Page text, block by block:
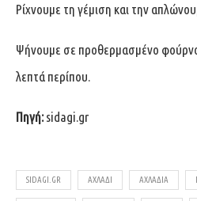
Ρίχνουμε τη γέμιση και την
Ψήνουμε σε προθερμασμένο
λεπτά περίπου.
Πηγή:sidagi.gr
SIDAGI.GR ΑΧΛΆΔΙ ΑΧΛΆΔΙΑ